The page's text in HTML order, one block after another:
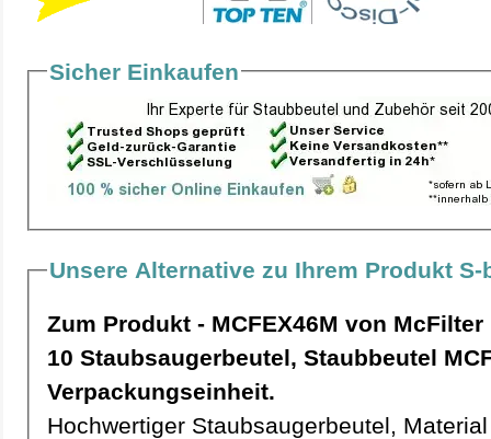
Sicher Einkaufen
Unsere Alternative zu Ihrem Produkt S-
Zum Produkt - MCFEX46M von McFilter
10 Staubsaugerbeutel, Staubbeutel MCFEX46M pro
Verpackungseinheit.
Hochwertiger Staubsaugerbeutel,